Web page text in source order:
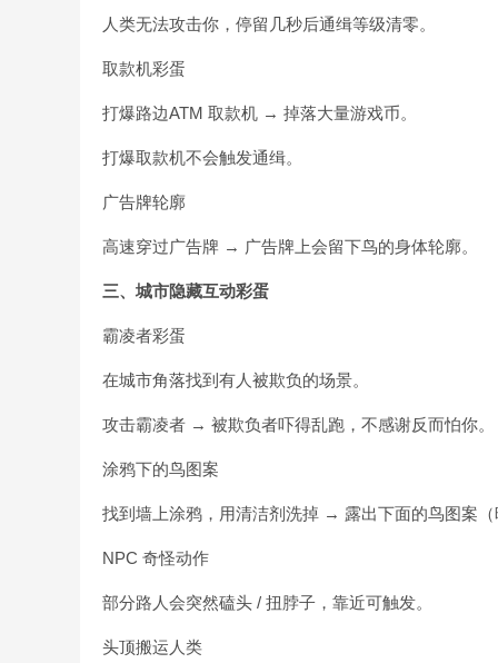
人类无法攻击你，停留几秒后通缉等级清零。
取款机彩蛋
打爆路边ATM 取款机 → 掉落大量游戏币。
打爆取款机不会触发通缉。
广告牌轮廓
高速穿过广告牌 → 广告牌上会留下鸟的身体轮廓。
三、城市隐藏互动彩蛋
霸凌者彩蛋
在城市角落找到有人被欺负的场景。
攻击霸凌者 → 被欺负者吓得乱跑，不感谢反而怕你。
涂鸦下的鸟图案
找到墙上涂鸦，用清洁剂洗掉 → 露出下面的鸟图案（
NPC 奇怪动作
部分路人会突然磕头 / 扭脖子，靠近可触发。
头顶搬运人类